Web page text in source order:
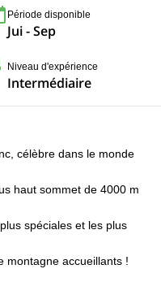
Période disponible
Jui - Sep
Niveau d'expérience
Intermédiaire
célèbre dans le monde
haut sommet de 4000 m
spéciales et les plus
montagne accueillants !